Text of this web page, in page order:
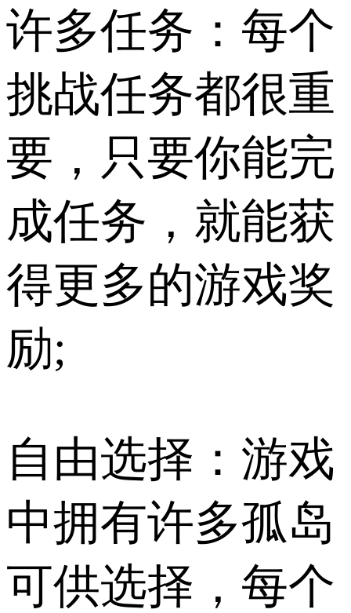
许多任务：每个
挑战任务都很重
要，只要你能完
成任务，就能获
得更多的游戏奖
励;
自由选择：游戏
中拥有许多孤岛
可供选择，每个